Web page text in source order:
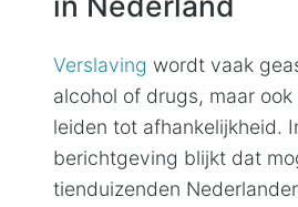
Verslaving wordt vaak
alcohol of drugs, maar
leiden tot afhankelijkheid.
berichtgeving blijkt dat
tienduizenden